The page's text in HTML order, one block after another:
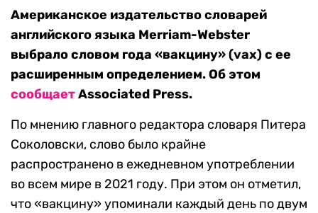
Американское издательство словарей
английского языка Merriam-Webster
выбрало словом года «вакцину» (vax) с ее
расширенным определением. Об этом
сообщаетAssociated Press.
По мнению главного редактора словаря Питера
Соколовски, слово было крайне
распространено в ежедневном употреблении
во всем мире в 2021 году. При этом он отметил,
что «вакцину» упоминали каждый день по двум